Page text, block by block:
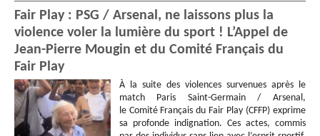
Fair Play : PSG / Arsenal, ne laissons plus la
violence voler la lumière du sport ! L’Appel de
Jean-Pierre Mougin et du Comité Français du
Fair Play
À la suite des violences survenues après le
match Paris Saint-Germain / Arsenal,
le Comité Français du Fair Play (CFFP) exprime
sa profonde indignation. Ces actes, commis